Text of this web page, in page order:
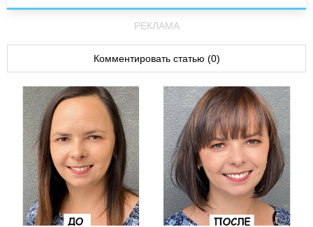
РЕКЛАМА
Комментировать статью (0)